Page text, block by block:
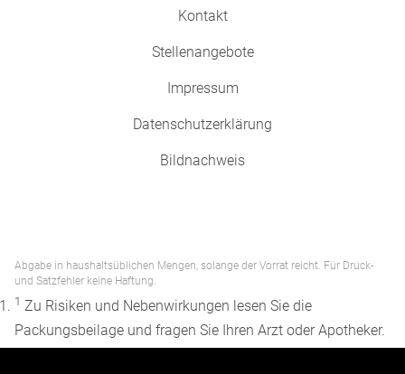
Kontakt
Stellenangebote
Impressum
Datenschutzerklärung
Bildnachweis
Abgabe in haushaltsüblichen Mengen, solange der Vorrat reicht. Für Druck-
und Satzfehler keine Haftung.
1 Zu Risiken und Nebenwirkungen lesen Sie die
Packungsbeilage und fragen Sie Ihren Arzt oder Apotheker.